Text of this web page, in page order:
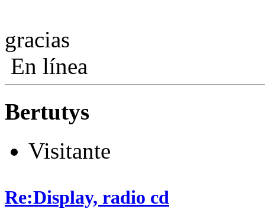
gracias
En línea
Bertutys
Visitante
Re:Display, radio cd